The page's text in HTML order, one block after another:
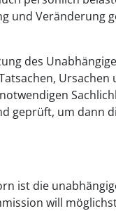
des
geprüft, um
ist die
will